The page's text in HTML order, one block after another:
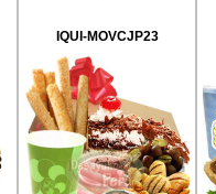
IQUI-MOVCJP23